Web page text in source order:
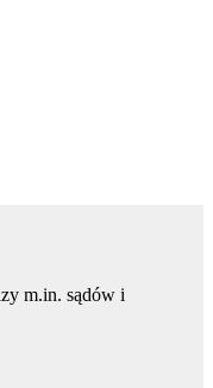
m.in. sądów i